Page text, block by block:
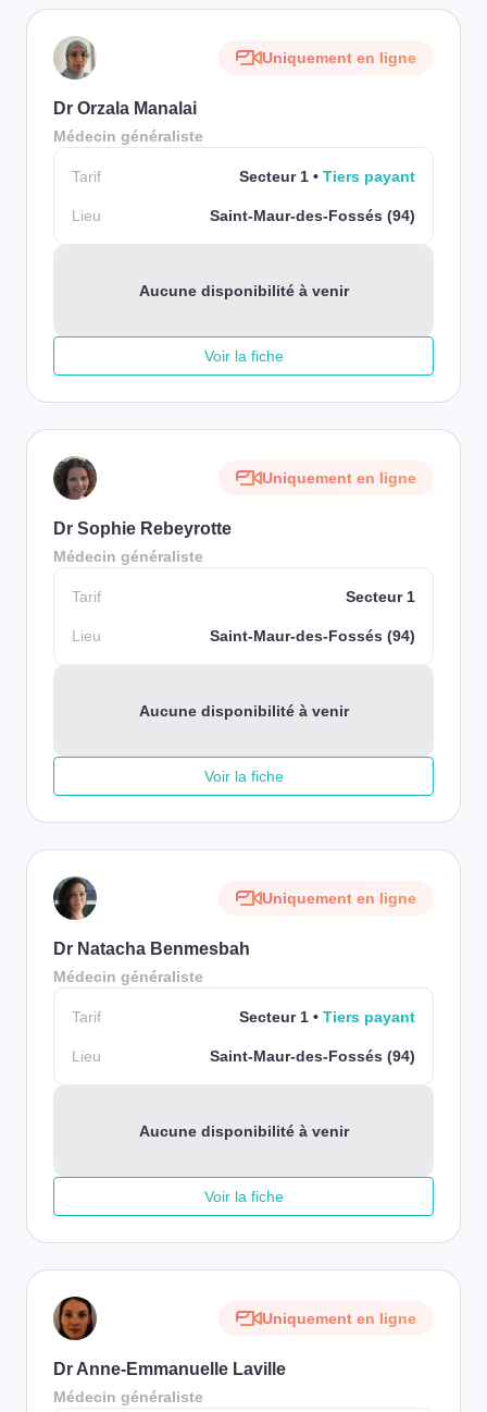
Uniquement en ligne
Dr Orzala Manalai
Médecin généraliste
Tarif Secteur 1 Tiers payant
Lieu Saint-Maur-des-Fossés (94)
Aucune disponibilité à venir
Voir la fiche
Uniquement en ligne
Dr Sophie Rebeyrotte
Médecin généraliste
Tarif Secteur 1
Lieu Saint-Maur-des-Fossés (94)
Aucune disponibilité à venir
Voir la fiche
Uniquement en ligne
Dr Natacha Benmesbah
Médecin généraliste
Tarif Secteur 1 Tiers payant
Lieu Saint-Maur-des-Fossés (94)
Aucune disponibilité à venir
Voir la fiche
Uniquement en ligne
Dr Anne-Emmanuelle Laville
Médecin généraliste